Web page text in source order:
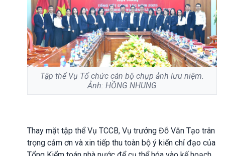
Tập thể Vụ Tổ chức cán bộ chụp ảnh lưu niệm.
Ảnh: HỒNG NHUNG
Thay mặt tập thể Vụ TCCB, Vụ trưởng Đỗ Văn Tạo trân
trọng cảm ơn và xin tiếp thu toàn bộ ý kiến chỉ đạo của